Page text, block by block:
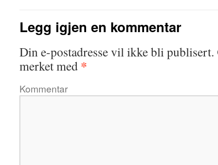
Legg igjen en kommentar
Din e-postadresse vil ikke bli publisert.
merket med *
Kommentar